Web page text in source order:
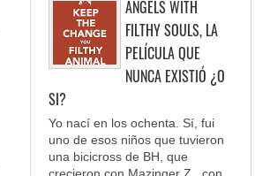
ANGELS WITH
FILTHY SOULS, LA
PELÍCULA QUE
NUNCA EXISTIÓ ¿O
SI?
Yo nací en los ochenta. Sí, fui
uno de esos niños que tuvieron
una bicicross de BH, que
crecieron con Mazinger Z , con